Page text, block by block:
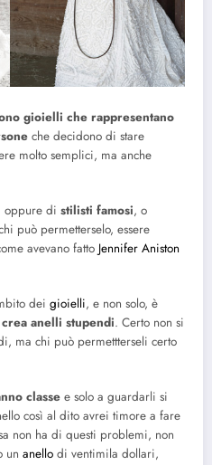
gioielli che rappresentano
che decidono di stare
molto semplici, ma anche
oppure di stilisti famosi, o
può permetterselo, essere
avevano fatto Jennifer Aniston
dei gioielli, e non solo, è
crea anelli stupendi. Certo non si
ma chi può permettterseli certo
classe e solo a guardarli si
così al dito avrei timore a fare
non ha di questi problemi, non
un anello di ventimila dollari,